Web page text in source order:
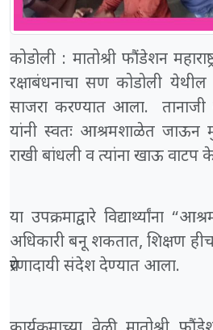
कोडोली : मातोश्री फौंडेशन
रक्षाबंधनाचा सण कोडोली
साजरा करण्यात आला.
यांनी स्वतः आश्रमशाळेत जाऊन
राखी बांधली व त्यांना खाऊ वाटप
या उपक्रमाद्वारे विद्यार्थ्यांना
अधिकारी बनू शकतात, शिक्षण
प्रेरणादायी संदेश देण्यात आला.